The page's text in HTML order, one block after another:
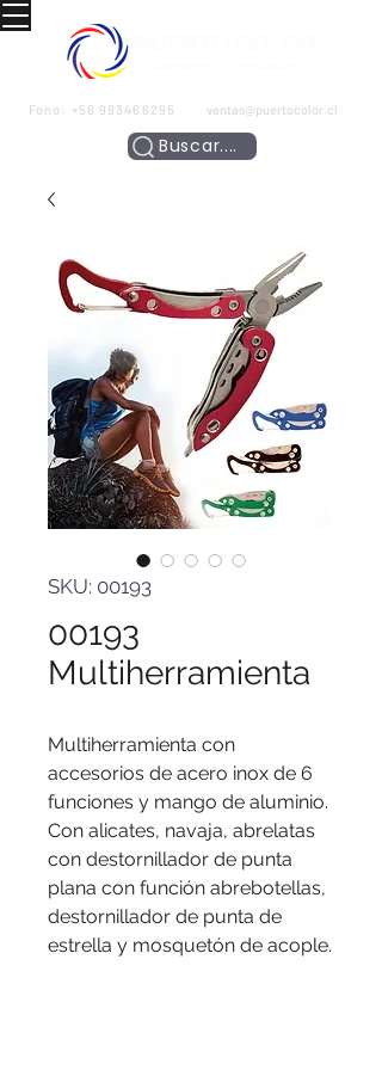
Fono: +56 993466295 ventas@puertocolor.cl
Buscar....
SKU: 00193
00193
Multiherramienta
Multiherramienta con
accesorios de acero inox de 6
funciones y mango de aluminio.
Con alicates, navaja, abrelatas
con destornillador de punta
plana con función abrebotellas,
destornillador de punta de
estrella y mosquetón de acople.